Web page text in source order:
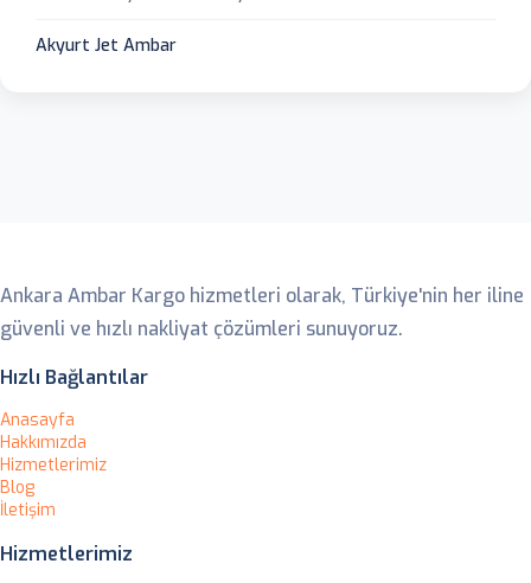
Akyurt Jet Ambar
Ankara Ambar Kargo hizmetleri olarak, Türkiye'nin her iline
güvenli ve hızlı nakliyat çözümleri sunuyoruz.
Hızlı Bağlantılar
Anasayfa
Hakkımızda
Hizmetlerimiz
Blog
İletişim
Hizmetlerimiz